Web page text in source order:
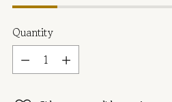
Quantity
Quantity